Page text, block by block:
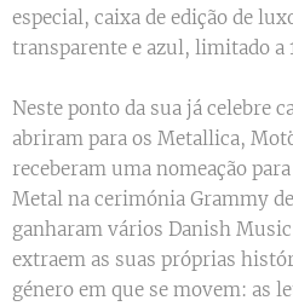
especial, caixa de edição de
transparente e azul, limitado a
Neste ponto da sua já celebre
abriram para os Metallica,
receberam uma nomeação
Metal na cerimónia Grammy
ganharam vários Danish
extraem as suas próprias
género em que se movem: as